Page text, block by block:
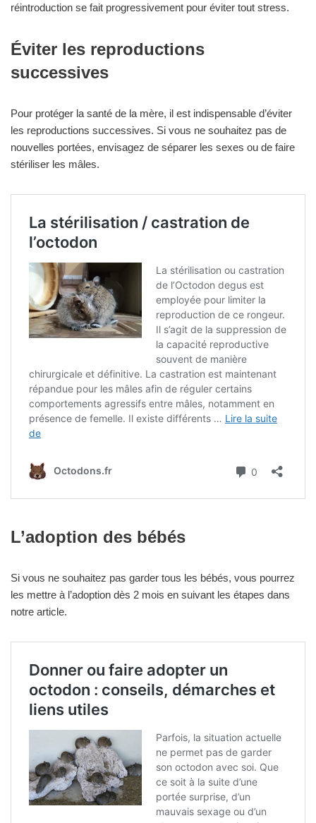
réintroduction se fait progressivement pour éviter tout stress.
Éviter les reproductions
successives
Pour protéger la santé de la mère, il est indispensable d’éviter
les reproductions successives. Si vous ne souhaitez pas de
nouvelles portées, envisagez de séparer les sexes ou de faire
stériliser les mâles.
L’adoption des bébés
Si vous ne souhaitez pas garder tous les bébés, vous pourrez
les mettre à l’adoption dès 2 mois en suivant les étapes dans
notre article.